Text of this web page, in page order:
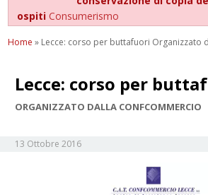
ospitiConsumerismo
Home » Lecce: corso per buttafuori Organizzato
Lecce: corso per
ORGANIZZATO DALLA CONFCOMMERCIO
13 Ottobre 2016